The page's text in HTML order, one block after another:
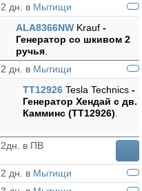
2 дн. в Мытищи
ALA8366NW Krauf -
Генератор cо шкивом 2
ручья.
2 дн. в Мытищи
TT12926 Tesla Technics -
Генератор Хендай с дв.
Камминс (TT12926)
2дн. в ПВ
2 дн. в Мытищи